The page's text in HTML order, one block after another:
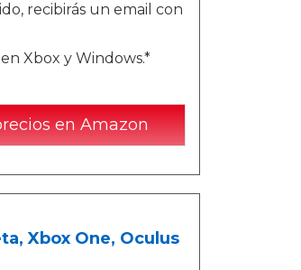
recibirás un email con
Xbox y Windows.*
en Amazon
Xbox One, Oculus